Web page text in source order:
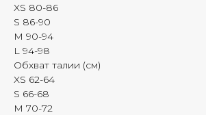
XS 80-86
S 86-90
M 90-94
L 94-98
Обхват талии (см)
XS 62-64
S 66-68
M 70-72